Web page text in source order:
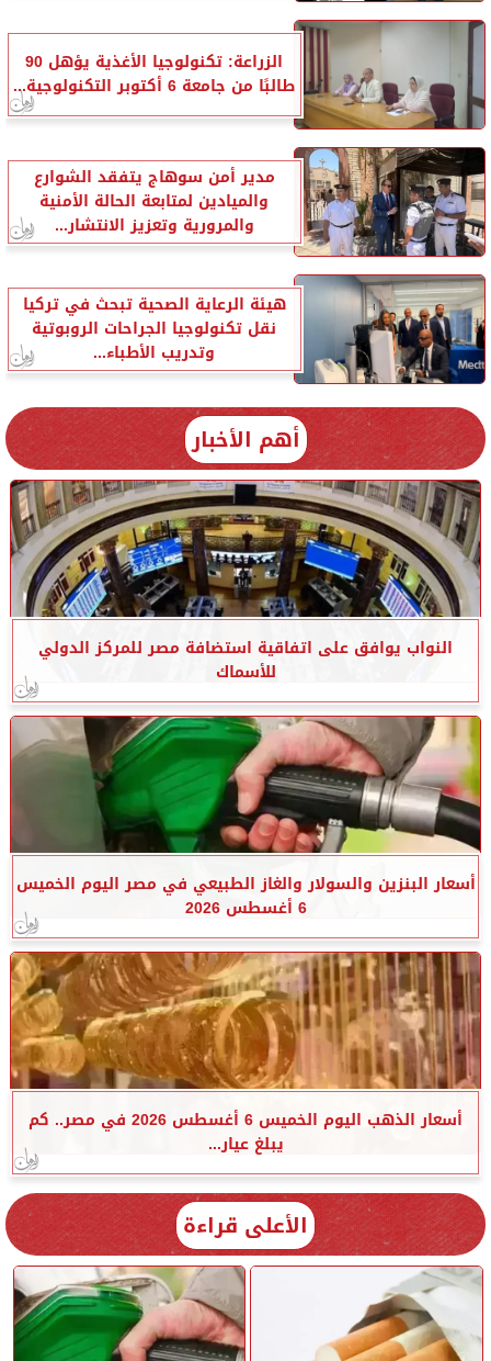
الزراعة: تكنولوجيا الأغذية يؤهل 90
طالبًا من جامعة 6 أكتوبر التكنولوجية...
مدير أمن سوهاج يتفقد الشوارع
والميادين لمتابعة الحالة الأمنية
والمرورية وتعزيز الانتشار...
هيئة الرعاية الصحية تبحث في تركيا
نقل تكنولوجيا الجراحات الروبوتية
وتدريب الأطباء...
أهم الأخبار
النواب يوافق على اتفاقية استضافة مصر للمركز الدولي
للأسماك
أسعار البنزين والسولار والغاز الطبيعي في مصر اليوم الخميس
6 أغسطس 2026
أسعار الذهب اليوم الخميس 6 أغسطس 2026 في مصر.. كم
يبلغ عيار...
الأعلى قراءة